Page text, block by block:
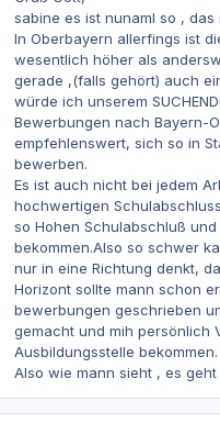
sabine es ist nunaml so ,
In Oberbayern allerfings ist
wesentlich höher als
gerade ,(falls gehört) auch
würde ich unserem
Bewerbungen nach Bayern-
empfehlenswert, sich so in
bewerben.
Es ist auch nicht bei jedem
hochwertigen
so Hohen Schulabschluß
bekommen.Also so schwer
nur in eine Richtung denkt,
Horizont sollte mann schon
bewerbungen geschrieben
gemacht und mih persönlich
Ausbildungsstelle bekommen.
Also wie mann sieht , es geht